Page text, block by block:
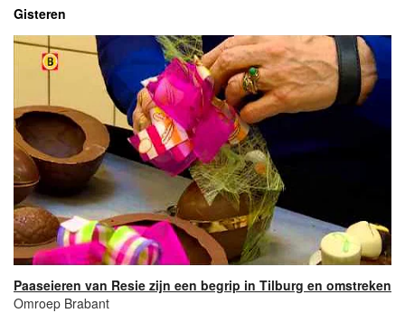
Gisteren
Paaseieren van Resie zijn een begrip in Tilburg en omstreken
Omroep Brabant